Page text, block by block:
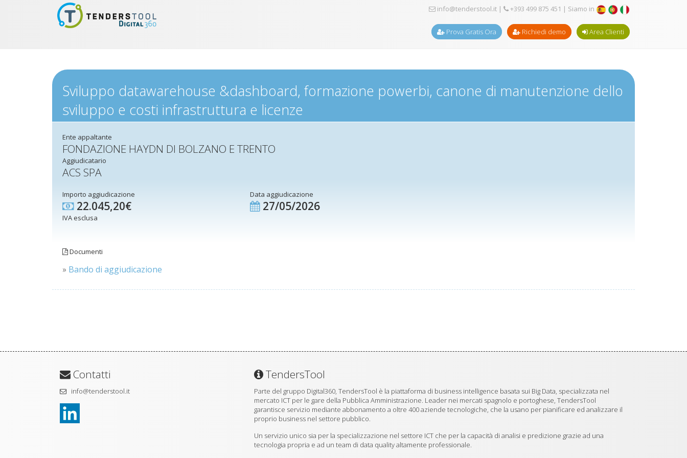
info@tenderstool.it | +393 499 875 451 | Siamo in
Prova Gratis Ora Richiedi demo Area Clienti
Sviluppo datawarehouse &dashboard, formazione powerbi, canone di manutenzione dello
sviluppo e costi infrastruttura e licenze
Ente appaltante
FONDAZIONE HAYDN DI BOLZANO E TRENTO
Aggiudicatario
ACS SPA
Importo aggiudicazione
22.045,20€
IVA esclusa
Data aggiudicazione
27/05/2026
Documenti
» Bando di aggiudicazione
Contatti
info@tenderstool.it
TendersTool
Parte del gruppo Digital360, TendersTool è la piattaforma di business intelligence basata sui Big Data, specializzata nel
mercato ICT per le gare della Pubblica Amministrazione. Leader nei mercati spagnolo e portoghese, TendersTool
garantisce servizio mediante abbonamento a oltre 400 aziende tecnologiche, che la usano per pianificare ed analizzare il
proprio business nel settore pubblico.
Un servizio unico sia per la specializzazione nel settore ICT che per la capacità di analisi e predizione grazie ad una
tecnologia propria e ad un team di data quality altamente professionale.